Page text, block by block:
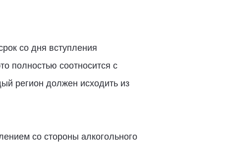
со дня вступления
полностью соотносится с
регион должен исходить из
со стороны алкогольного